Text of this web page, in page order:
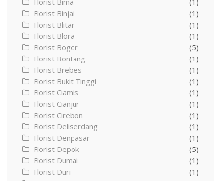
Florist Bima
(1)
Florist Binjai
(1)
Florist Blitar
(1)
Florist Blora
(1)
Florist Bogor
(5)
Florist Bontang
(1)
Florist Brebes
(1)
Florist Bukit Tinggi
(1)
Florist Ciamis
(1)
Florist Cianjur
(1)
Florist Cirebon
(1)
Florist Deliserdang
(1)
Florist Denpasar
(1)
Florist Depok
(5)
Florist Dumai
(1)
Florist Duri
(1)